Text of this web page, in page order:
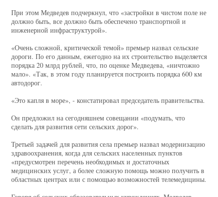
При этом Медведев подчеркнул, что «застройки в чистом поле не
должно быть, все должно быть обеспечено транспортной и
инженерной инфраструктурой».
«Очень сложной, критической темой» премьер назвал сельские
дороги. По его данным, ежегодно на их строительство выделяется
порядка 20 млрд рублей, что, по оценке Медведева, «ничтожно
мало». «Так, в этом году планируется построить порядка 600 км
автодорог.
«Это капля в море», - констатировал председатель правительства.
Он предложил на сегодняшнем совещании «подумать, что
сделать для развития сети сельских дорог».
Третьей задачей для развития села премьер назвал модернизацию
здравоохранения, когда для сельских населенных пунктов
«предусмотрен перечень необходимых и достаточных
медицинских услуг, а более сложную помощь можно получить в
областных центрах или с помощью возможностей телемедицины.